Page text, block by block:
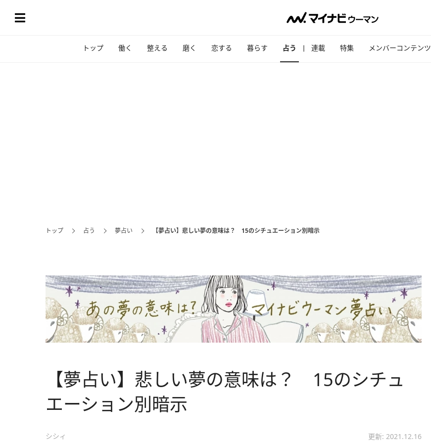
トップ 働く 整える 磨く 恋する 暮らす 占う 連載 特集 メンバーコンテンツ
トップ 占う 夢占い 【夢占い】悲しい夢の意味は？ 15のシチュエーション別暗示
【夢占い】悲しい夢の意味は？ 15のシチュ
エーション別暗示
シシィ 更新: 2021.12.16